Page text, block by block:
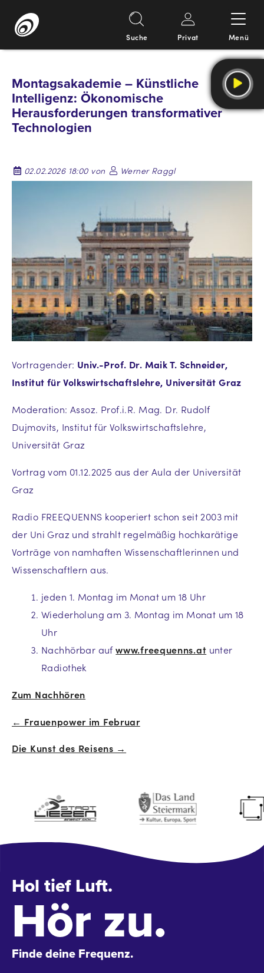
Inhalt
Suche Privat Menü
Montagsakademie – Künstliche
Intelligenz: Ökonomische
Herausforderungen transformativer
Technologien
02.02.2026 18:00 von Werner Raggl
Vortragender: Univ.-Prof. Dr. Maik T. Schneider,
Institut für Volkswirtschaftslehre, Universität Graz
Moderation: Assoz. Prof.i.R. Mag. Dr. Rudolf
Dujmovits, Institut für Volkswirtschaftslehre,
Universität Graz
Vortrag vom 01.12.2025 aus der Aula der Universität
Graz
Radio FREEQUENNS kooperiert schon seit 2003 mit
der Uni Graz und strahlt regelmäßig hochkarätige
Vorträge von namhaften Wissenschaftlerinnen und
Wissenschaftlern aus.
jeden 1. Montag im Monat um 18 Uhr
Wiederholung am 3. Montag im Monat um 18
Uhr
Nachhörbar aufwww.freequenns.at unter
Radiothek
Zum Nachhören
Beitrags-
Navigation
← Frauenpower im Februar
Die Kunst des Reisens →
Hol tief Luft.
Hör zu.
Finde deine Frequenz.